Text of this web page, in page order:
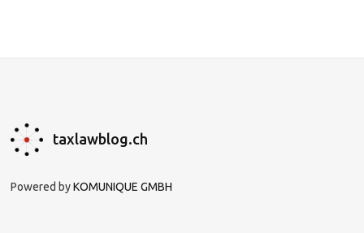
taxlawblog.ch
Powered byKOMUNIQUE GMBH